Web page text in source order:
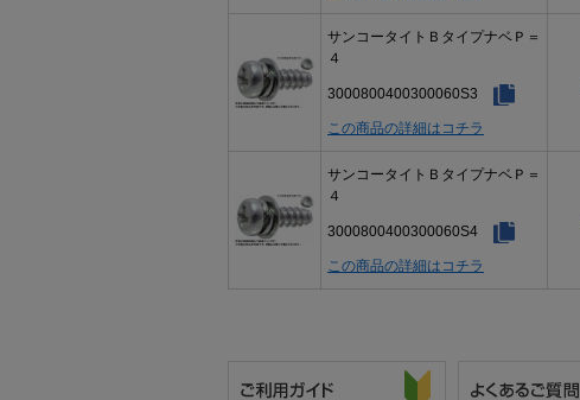
サンコータイトＢタイプナベＰ＝
４
3000800400300060S3
この商品の詳細はコチラ
サンコータイトＢタイプナベＰ＝
４
3000800400300060S4
この商品の詳細はコチラ